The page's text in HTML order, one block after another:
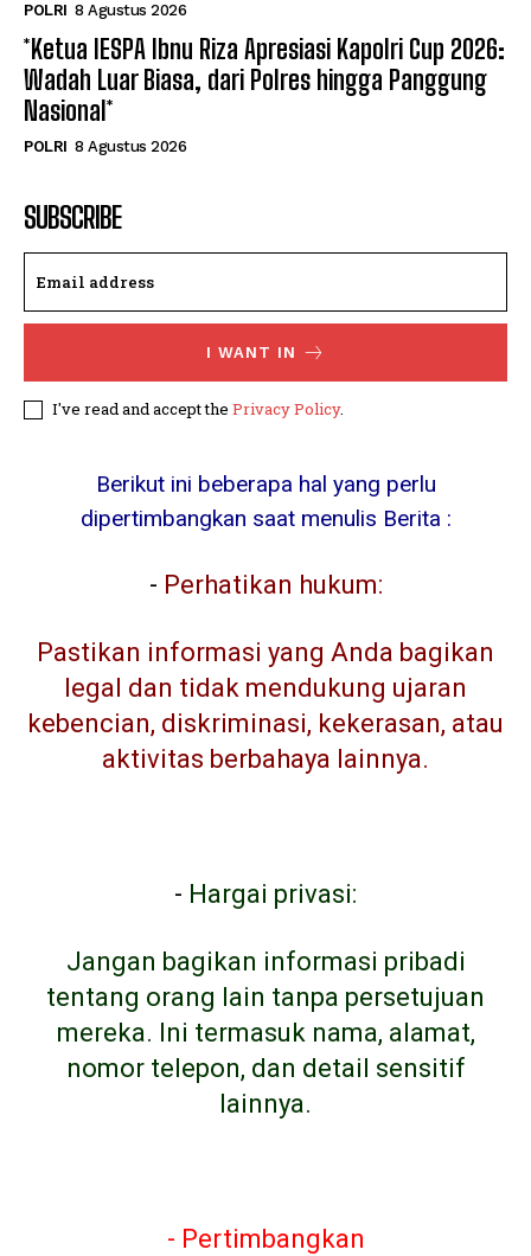
POLRI 8 Agustus 2026
*Ketua IESPA Ibnu Riza Apresiasi Kapolri Cup 2026:
Wadah Luar Biasa, dari Polres hingga Panggung
Nasional*
POLRI 8 Agustus 2026
SUBSCRIBE
I WANT IN
I've read and accept the Privacy Policy.
Berikut ini beberapa hal yang perlu
dipertimbangkan saat menulis Berita :
- Perhatikan hukum:
Pastikan informasi yang Anda bagikan
legal dan tidak mendukung ujaran
kebencian, diskriminasi, kekerasan, atau
aktivitas berbahaya lainnya.
- Hargai privasi:
Jangan bagikan informasi pribadi
tentang orang lain tanpa persetujuan
mereka. Ini termasuk nama, alamat,
nomor telepon, dan detail sensitif
lainnya.
- Pertimbangkan